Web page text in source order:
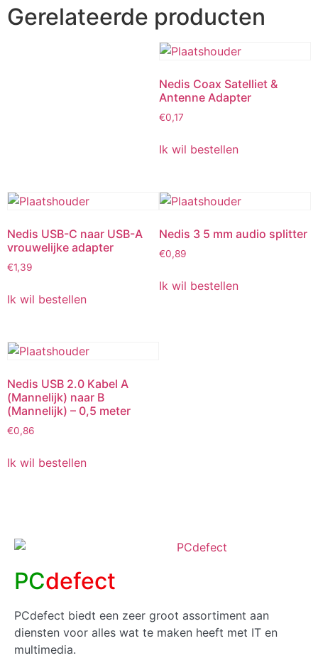
Gerelateerde producten
Nedis Coax Satelliet &
Antenne Adapter
€0,17
Ik wil bestellen
Nedis USB-C naar USB-A
vrouwelijke adapter
€1,39
Ik wil bestellen
Nedis 3 5 mm audio splitter
€0,89
Ik wil bestellen
Nedis USB 2.0 Kabel A
(Mannelijk) naar B
(Mannelijk) – 0,5 meter
€0,86
Ik wil bestellen
PCdefect
PCdefect biedt een zeer groot assortiment aan
diensten voor alles wat te maken heeft met IT en
multimedia.